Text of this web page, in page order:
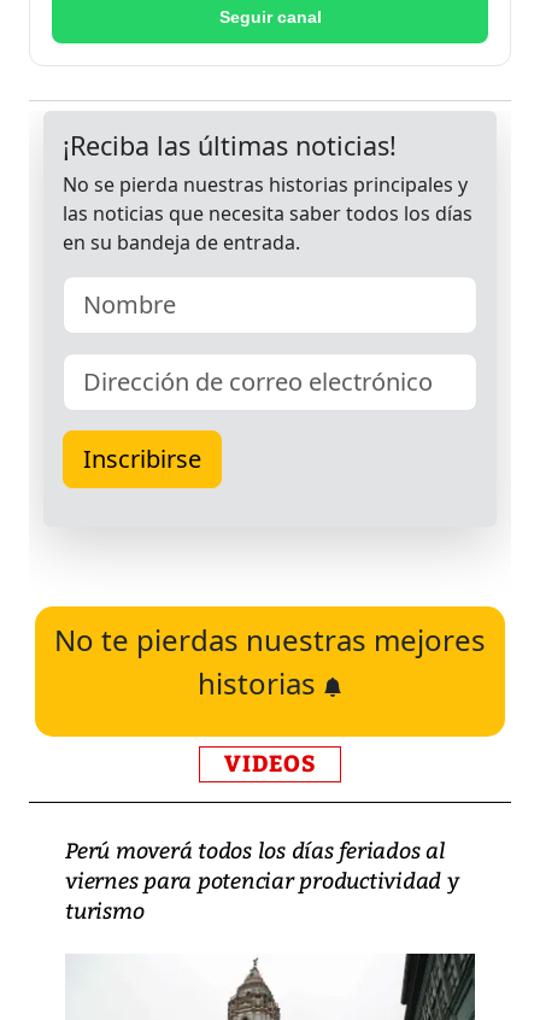
Seguir canal
No te pierdas nuestras mejores
historias
VIDEOS
Perú moverá todos los días feriados al
viernes para potenciar productividad y
turismo